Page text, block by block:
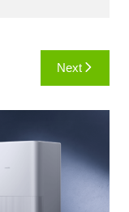
Next